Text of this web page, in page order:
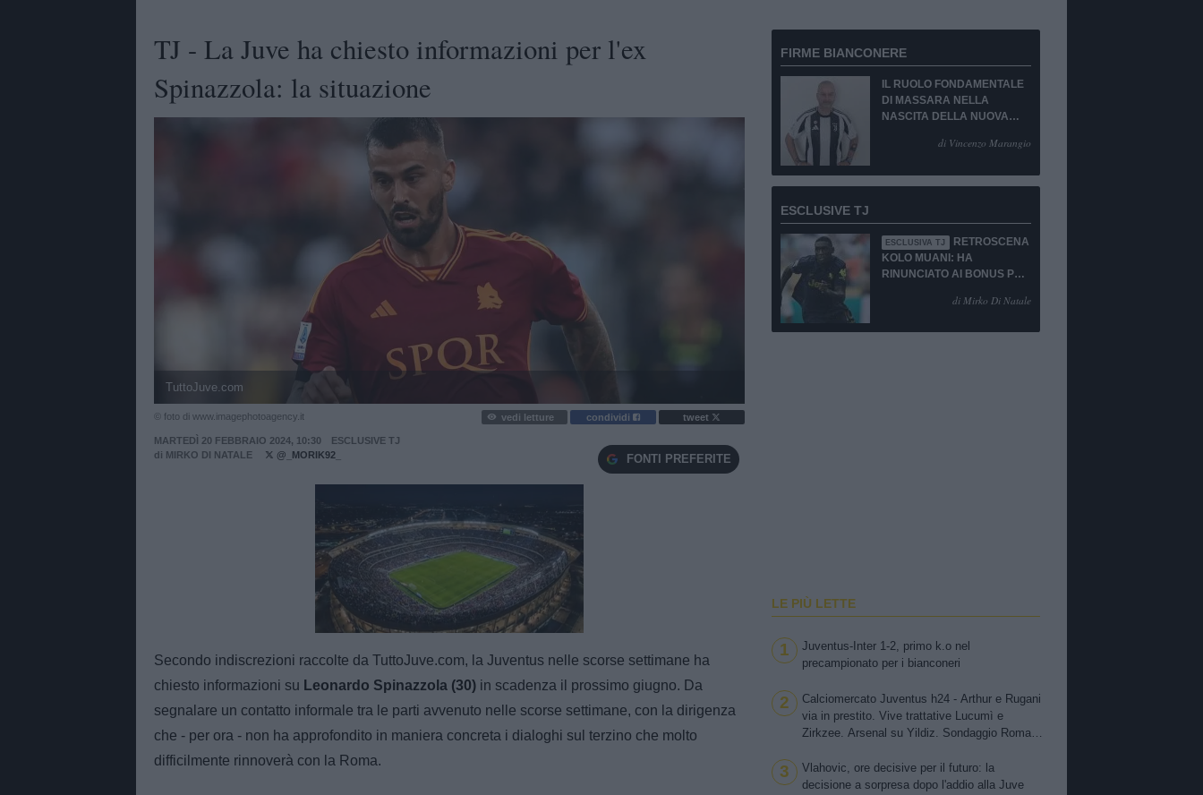
TJ - La Juve ha chiesto informazioni per l'ex
Spinazzola: la situazione
TuttoJuve.com
© foto di www.imagephotoagency.it vedi letture condividi tweet
MARTEDÌ 20 FEBBRAIO 2024, 10:30
ESCLUSIVE TJ
di MIRKO DI NATALE @_MORIK92_ FONTI PREFERITE
Unmute
100.00%
Secondo indiscrezioni raccolte da TuttoJuve.com, la Juventus nelle scorse settimane ha
chiesto informazioni su Leonardo Spinazzola (30) in scadenza il prossimo giugno. Da
segnalare un contatto informale tra le parti avvenuto nelle scorse settimane, con la dirigenza
che - per ora - non ha approfondito in maniera concreta i dialoghi sul terzino che molto
difficilmente rinnoverà con la Roma.
FIRME BIANCONERE
IL RUOLO FONDAMENTALE
DI MASSARA NELLA
NASCITA DELLA NUOVA
di Vincenzo Marangio
ESCLUSIVE TJ
ESCLUSIVA TJ
RETROSCENA
KOLO MUANI: HA
RINUNCIATO AI BONUS PUR
di Mirko Di Natale
LE PIÙ LETTE
1
Juventus-Inter 1-2, primo k.o nel
precampionato per i bianconeri
2
Calciomercato Juventus h24 - Arthur e Rugani
via in prestito. Vive trattative Lucumì e
Zirkzee. Arsenal su Yildiz. Sondaggio Roma
Zhegrova non vuole partire. Sorloth sul
mercato. Vlahovic, nuova pretendente
3
Vlahovic, ore decisive per il futuro: la
decisione a sorpresa dopo l'addio alla Juve